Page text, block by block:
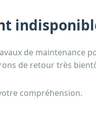
de maintenance
de retour très
compréhension.